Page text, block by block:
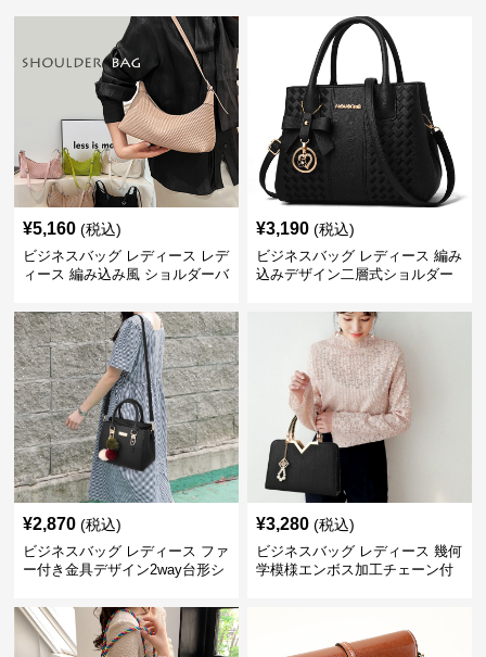
¥5,160 (税込)
ビジネスバッグ レディース レデ
ィース 編み込み風 ショルダーバ
¥3,190 (税込)
ビジネスバッグ レディース 編み
込みデザイン二層式ショルダー
¥2,870 (税込)
ビジネスバッグ レディース ファ
ー付き金具デザイン2way台形シ
¥3,280 (税込)
ビジネスバッグ レディース 幾何
学模様エンボス加工チェーン付